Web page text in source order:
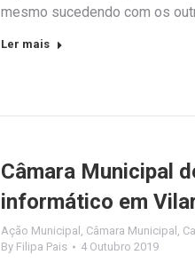
mesmo sucedendo com os
Ler mais
Câmara Municipal
informático em
Ação Municipal Câmara Municipal
By Filipa Pais 4 Outubro 2019